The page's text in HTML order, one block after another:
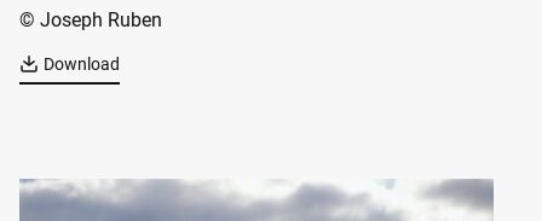
© Joseph Ruben
Download